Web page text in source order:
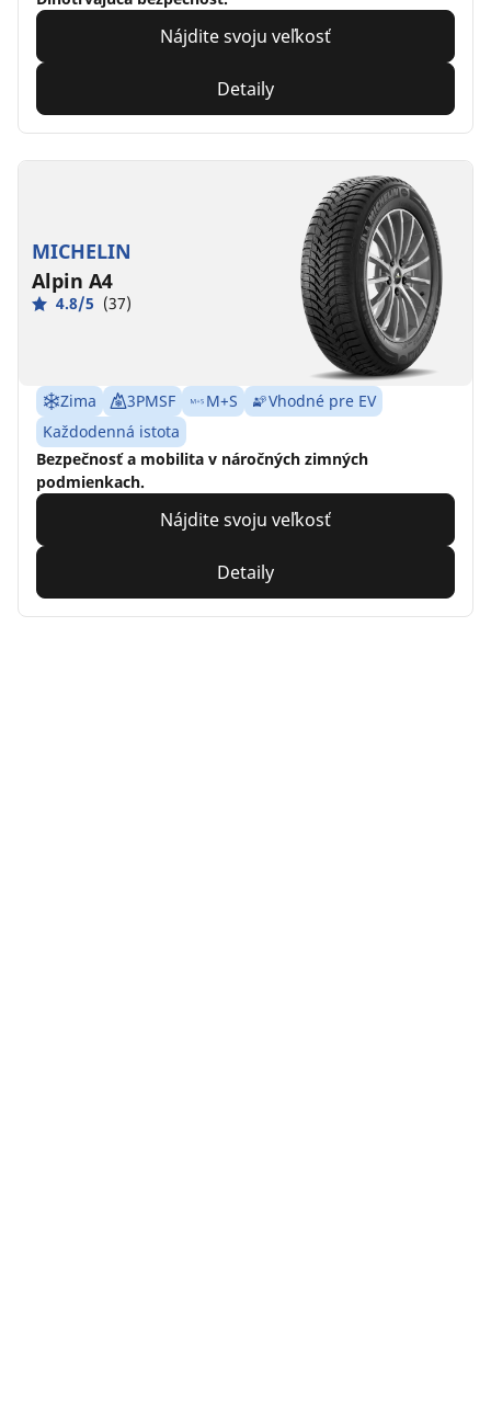
Nájdite svoju veľkosť
Detaily
MICHELIN
Alpin A4
4.8/5 (37)
Zima 3PMSF M+S
Vhodné pre EV
Každodenná istota
Bezpečnosť a mobilita v náročných zimných
podmienkach.
Nájdite svoju veľkosť
Detaily